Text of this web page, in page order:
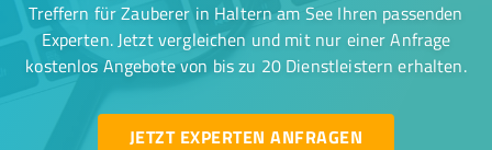
Treffern für Zauberer in Haltern am See Ihren passenden
Experten. Jetzt vergleichen und mit nur einer Anfrage
kostenlos Angebote von bis zu 20 Dienstleistern erhalten.
JETZT EXPERTEN ANFRAGEN